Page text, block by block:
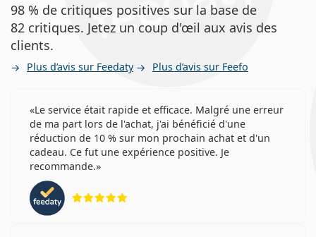
98 % de critiques positives sur la base de
82 critiques. Jetez un coup d'œil aux avis des
clients.
Plus d’avis sur Feedaty Plus d’avis sur Feefo
Le service était rapide et efficace. Malgré une erreur
de ma part lors de l'achat, j'ai bénéficié d'une
réduction de 10 % sur mon prochain achat et d'un
cadeau. Ce fut une expérience positive. Je
recommande.